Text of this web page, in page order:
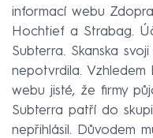
informací webu
Hochtief a Strabag.
Subterra. Skanska
nepotvrdila. Vzhledem
webu jisté, že firmy
Subterra patří do
nepřihlásil. Důvodem